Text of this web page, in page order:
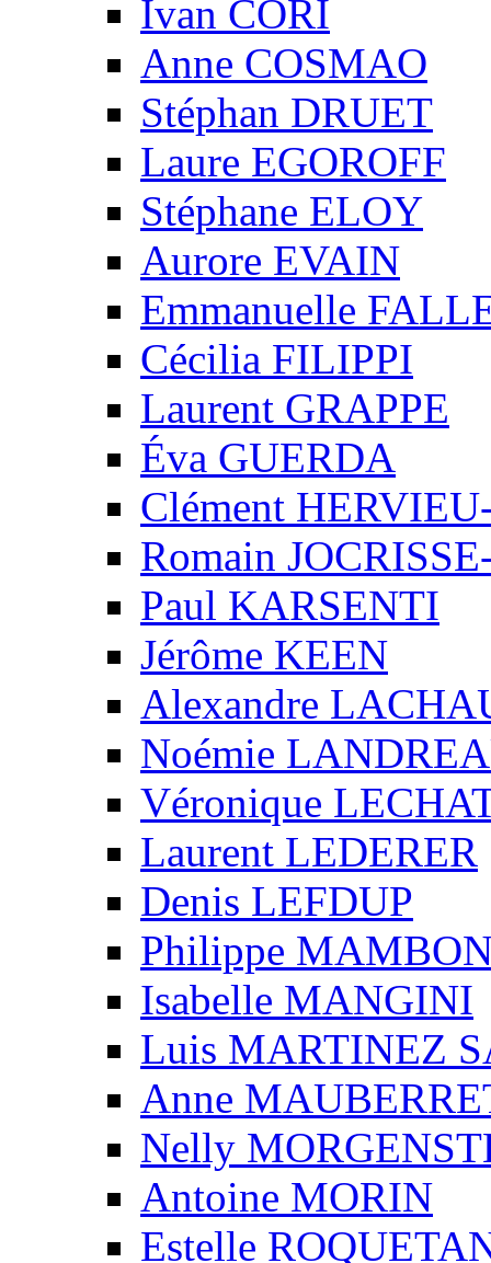
Ivan CORI
Anne COSMAO
Stéphan DRUET
Laure EGOROFF
Stéphane ELOY
Aurore EVAIN
Emmanuelle
Cécilia FILIPPI
Laurent GRAPPE
Éva GUERDA
Clément
Romain
Paul KARSENTI
Jérôme KEEN
Alexandre
Noémie
Véronique
Laurent LEDERER
Denis LEFDUP
Philippe
Isabelle MANGINI
Luis MARTINEZ
Anne
Nelly
Antoine MORIN
Estelle